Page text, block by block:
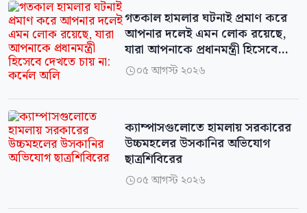
গতকাল হামলার ঘটনাই প্রমাণ করে
আপনার দলেই এমন লোক রয়েছে,
যারা আপনাকে প্রধানমন্ত্রী হিসেবে
দেখতে চায় না: কর্নেল অলি
০৫ আগস্ট ২০২৬
ক্যাম্পাসগুলোতে হামলায় সরকারের
উচ্চমহলের উসকানির অভিযোগ
ছাত্রশিবিরের
০৫ আগস্ট ২০২৬